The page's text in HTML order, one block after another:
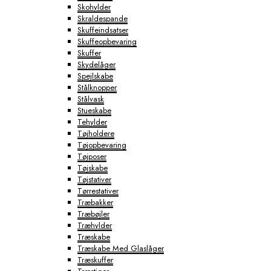
Skohylder
Skraldespande
Skuffeindsatser
Skuffeopbevaring
Skuffer
Skydelåger
Spejlskabe
Stålknopper
Stålvask
Stueskabe
Tehylder
Tøjholdere
Tøjopbevaring
Tøjposer
Tøjskabe
Tøjstativer
Tørrestativer
Træbakker
Træbøjler
Træhylder
Træskabe
Træskabe Med Glaslåger
Træskuffer